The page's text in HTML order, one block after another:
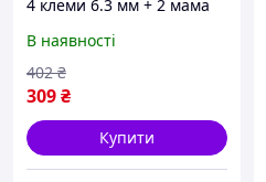
4 клеми 6.3 мм + 2 мама
холодильника (IC4-22)
В наявності
309₴
402 ₴
Купити